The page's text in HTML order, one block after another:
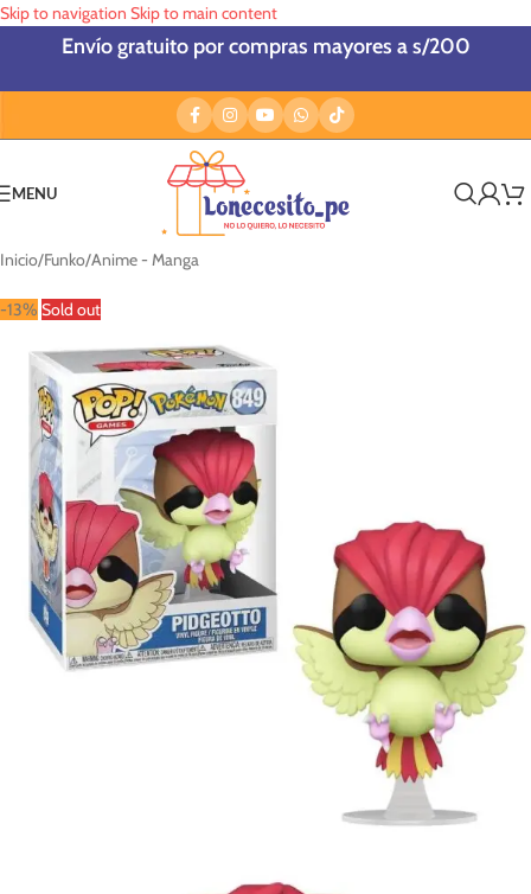
Skip to navigation Skip to main content
Envío gratuito por compras mayores a s/200
MENU
Inicio/Funko/Anime - Manga
-13% Sold out